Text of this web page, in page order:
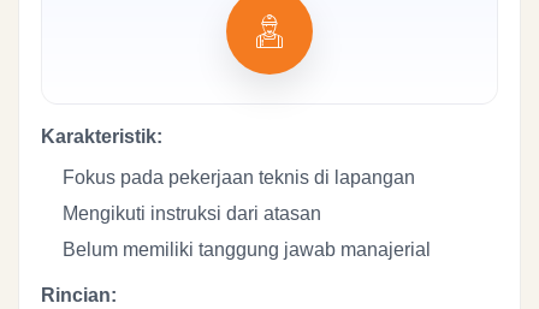
Karakteristik:
Fokus pada pekerjaan teknis di lapangan
Mengikuti instruksi dari atasan
Belum memiliki tanggung jawab manajerial
Rincian: